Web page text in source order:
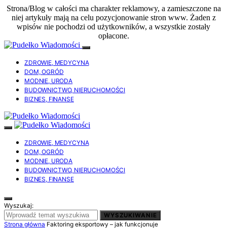
Strona/Blog w całości ma charakter reklamowy, a zamieszczone na
niej artykuły mają na celu pozycjonowanie stron www. Żaden z
wpisów nie pochodzi od użytkowników, a wszystkie zostały
opłacone.
ZDROWIE, MEDYCYNA
DOM, OGRÓD
MODNIE, URODA
BUDOWNICTWO, NIERUCHOMOŚCI
BIZNES, FINANSE
ZDROWIE, MEDYCYNA
DOM, OGRÓD
MODNIE, URODA
BUDOWNICTWO, NIERUCHOMOŚCI
BIZNES, FINANSE
Wyszukaj:
WYSZUKIWANIE
Strona główna Faktoring eksportowy – jak funkcjonuje